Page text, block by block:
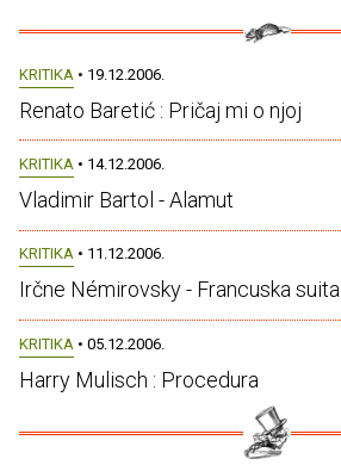
KRITIKA • 19.12.2006.
Renato Baretić : Pričaj mi o njoj
KRITIKA • 14.12.2006.
Vladimir Bartol - Alamut
KRITIKA • 11.12.2006.
Irčne Némirovsky - Francuska suita
KRITIKA • 05.12.2006.
Harry Mulisch : Procedura